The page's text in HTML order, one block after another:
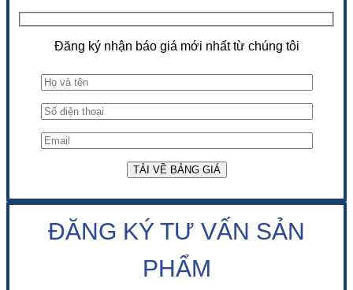
Đăng ký nhận báo giá mới nhất từ chúng tôi
ĐĂNG KÝ TƯ VẤN SẢN
PHẨM